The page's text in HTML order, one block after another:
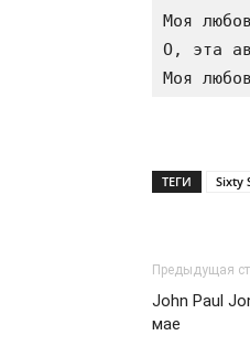
Моя
О, эта
ТЕГИ Sixty
Предыдущая
John Paul
мае